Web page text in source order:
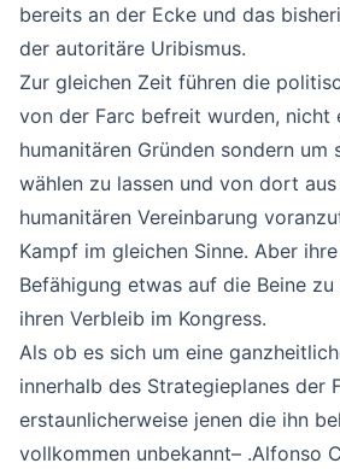
bereits an der Ecke und das
der autoritäre Uribismus.
Zur gleichen Zeit führen die
von der Farc befreit wurden, nicht
humanitären Gründen sondern um
wählen zu lassen und von dort
humanitären Vereinbarung
Kampf im gleichen Sinne. Aber
Befähigung etwas auf die Beine
ihren Verbleib im Kongress.
Als ob es sich um eine
innerhalb des Strategieplanes der
erstaunlicherweise jenen die ihn
vollkommen unbekannt– .Alfonso